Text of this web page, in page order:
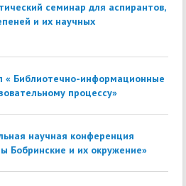
семинар для аспирантов,
и их научных
« Библиотечно-информационные
процессу»
научная конференция
Бобринские и их окружение»